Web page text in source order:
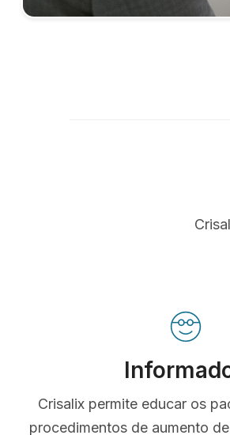
Crisalix permite educar os
procedimentos de aumento